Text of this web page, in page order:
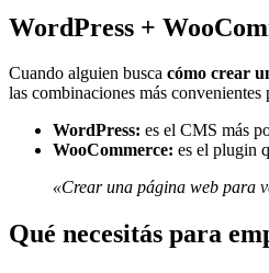
WordPress +
Cuando alguien busca cómo crear
las combinaciones más
WordPress: es el CMS más
WooCommerce: es el plugin
«Crear una página web para
Qué necesitás para